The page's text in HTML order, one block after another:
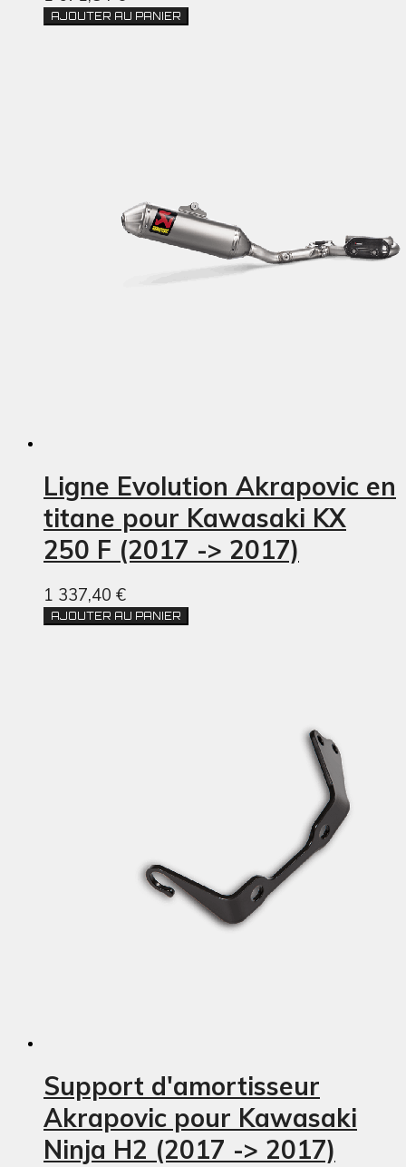
AJOUTER AU PANIER
Ligne Evolution Akrapovic en
titane pour Kawasaki KX
250 F (2017 -> 2017)
1 337,40 €
AJOUTER AU PANIER
Support d'amortisseur
Akrapovic pour Kawasaki
Ninja H2 (2017 -> 2017)